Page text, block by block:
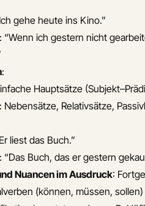
gehe heute ins Kino.”
“Wenn ich gestern nicht
:
Hauptsätze
Relativsätze,
liest das Buch.”
Buch, das er gestern
Nuancen im Ausdruck:
(können, müssen,